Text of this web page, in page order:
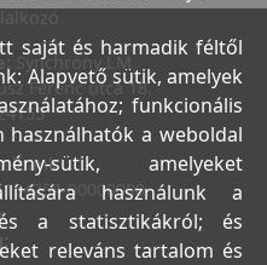
Synchrony LM
Ferenc utca 18.
00000000
saját és harmadik féltől
Alapvető sütik, amelyek
funkcionális
használhatók a weboldal
sütik, amelyeket
használunk a
a statisztikákról; és
releváns tartalom és